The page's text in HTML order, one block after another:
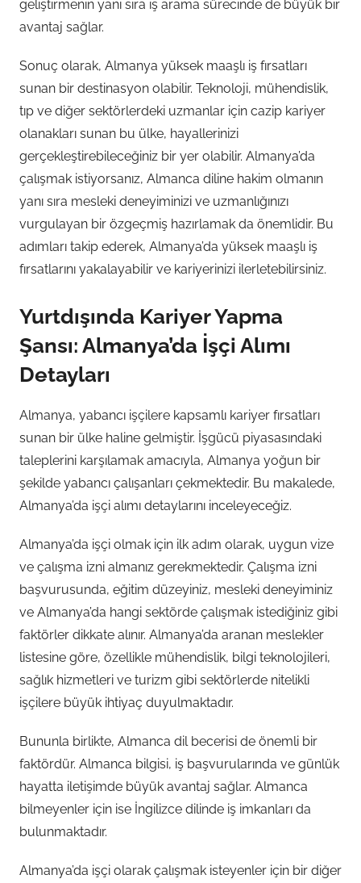
geliştirmenin yanı sıra iş arama sürecinde de büyük bir
avantaj sağlar.
Sonuç olarak, Almanya yüksek maaşlı iş fırsatları
sunan bir destinasyon olabilir. Teknoloji, mühendislik,
tıp ve diğer sektörlerdeki uzmanlar için cazip kariyer
olanakları sunan bu ülke, hayallerinizi
gerçekleştirebileceğiniz bir yer olabilir. Almanya’da
çalışmak istiyorsanız, Almanca diline hakim olmanın
yanı sıra mesleki deneyiminizi ve uzmanlığınızı
vurgulayan bir özgeçmiş hazırlamak da önemlidir. Bu
adımları takip ederek, Almanya’da yüksek maaşlı iş
fırsatlarını yakalayabilir ve kariyerinizi ilerletebilirsiniz.
Yurtdışında Kariyer Yapma
Şansı: Almanya’da İşçi Alımı
Detayları
Almanya, yabancı işçilere kapsamlı kariyer fırsatları
sunan bir ülke haline gelmiştir. İşgücü piyasasındaki
taleplerini karşılamak amacıyla, Almanya yoğun bir
şekilde yabancı çalışanları çekmektedir. Bu makalede,
Almanya’da işçi alımı detaylarını inceleyeceğiz.
Almanya’da işçi olmak için ilk adım olarak, uygun vize
ve çalışma izni almanız gerekmektedir. Çalışma izni
başvurusunda, eğitim düzeyiniz, mesleki deneyiminiz
ve Almanya’da hangi sektörde çalışmak istediğiniz gibi
faktörler dikkate alınır. Almanya’da aranan meslekler
listesine göre, özellikle mühendislik, bilgi teknolojileri,
sağlık hizmetleri ve turizm gibi sektörlerde nitelikli
işçilere büyük ihtiyaç duyulmaktadır.
Bununla birlikte, Almanca dil becerisi de önemli bir
faktördür. Almanca bilgisi, iş başvurularında ve günlük
hayatta iletişimde büyük avantaj sağlar. Almanca
bilmeyenler için ise İngilizce dilinde iş imkanları da
bulunmaktadır.
Almanya’da işçi olarak çalışmak isteyenler için bir diğer